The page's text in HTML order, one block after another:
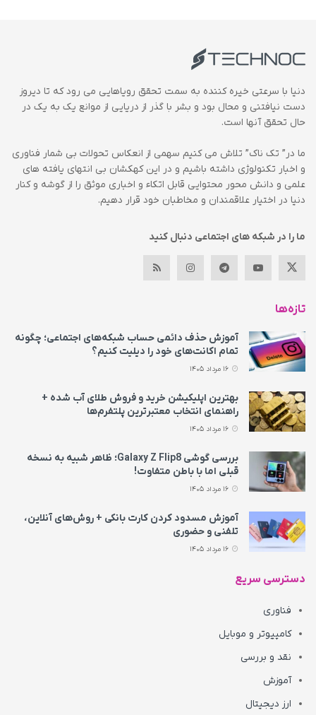
دنیا با سرعتی خیره کننده به سمت تحقق رویاهایی می رود که تا دیروز
دست نیافتنی و محال بود و بشر با گذر از دریایی از موانع یک به یک در
حال تحقق آنها است.
ما در” تک ناک” تلاش می کنیم سهمی از انعکاس تحولات بی شمار فناوری
و اخبار تکنولوژی داشته باشیم و در این کهکشان بی انتهای یافته های
علمی و دانش محور محتوایی قابل اتکاء و اخباری موثق را از گوشه و کنار
دنیا در اختیار علاقمندان و مخاطبان خود قرار دهیم.
ما را در شبکه های اجتماعی دنبال کنید
تازه‌ها
آموزش حذف دائمی حساب شبکه‌های اجتماعی؛ چگونه
تمام اکانت‌های خود را دیلیت کنیم؟
بهترین اپلیکیشن خرید و فروش طلای آب شده +
راهنمای انتخاب معتبرترین پلتفرم‌ها
بررسی گوشی Galaxy Z Flip8؛ ظاهر شبیه به نسخه
قبلی اما با باطن متفاوت!
آموزش مسدود کردن کارت بانکی + روش‌های آنلاین،
تلفنی و حضوری
دسترسی سریع
فناوری
کامپیوتر و موبایل
نقد و بررسی
آموزش
ارز دیجیتال